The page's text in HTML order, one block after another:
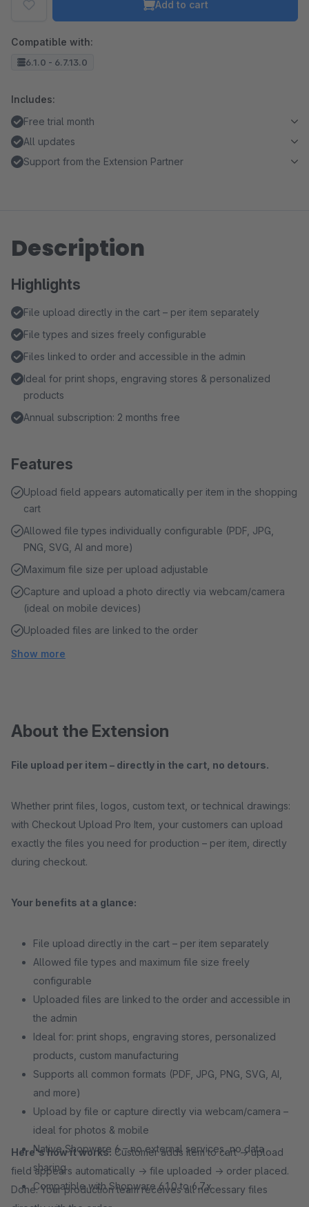
Add to cart
Compatible with:
6.1.0 - 6.7.13.0
Includes:
Free trial month
All updates
Support from the Extension Partner
Description
Highlights
File upload directly in the cart – per item separately
File types and sizes freely configurable
Files linked to order and accessible in the admin
Ideal for print shops, engraving stores & personalized
products
Annual subscription: 2 months free
Features
Upload field appears automatically per item in the shopping
cart
Allowed file types individually configurable (PDF, JPG,
PNG, SVG, AI and more)
Maximum file size per upload adjustable
Capture and upload a photo directly via webcam/camera
(ideal on mobile devices)
Uploaded files are linked to the order
Show more
About the Extension
File upload per item – directly in the cart, no detours.
Whether print files, logos, custom text, or technical drawings:
with Checkout Upload Pro Item, your customers can upload
exactly the files you need for production – per item, directly
during checkout.
Your benefits at a glance:
File upload directly in the cart – per item separately
Allowed file types and maximum file size freely
configurable
Uploaded files are linked to the order and accessible in
the admin
Ideal for: print shops, engraving stores, personalized
products, custom manufacturing
Supports all common formats (PDF, JPG, PNG, SVG, AI,
and more)
Upload by file or capture directly via webcam/camera –
ideal for photos & mobile
Native Shopware 6 – no external services, no data
sharing
Compatible with Shopware 6.1.0 to 6.7.x
Here's how it works: Customer adds item to cart → upload
field appears automatically → file uploaded → order placed.
Done. Your production team receives all necessary files